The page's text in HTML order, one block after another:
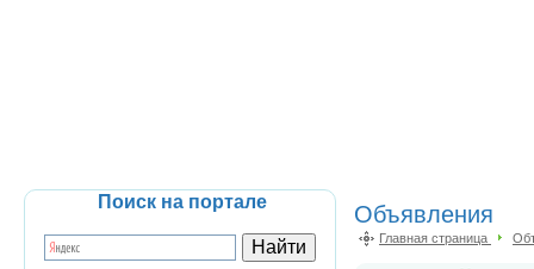
Поиск на портале Объявления
Главная страница